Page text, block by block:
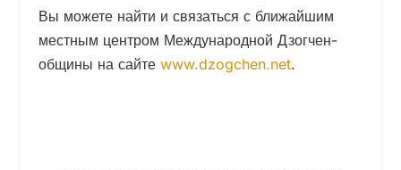
Вы можете найти и связаться с ближайшим
местным центром Международной Дзогчен-
общины на сайте www.dzogchen.net.